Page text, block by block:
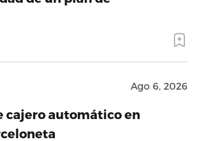
Ago 6, 2026
cajero automático en